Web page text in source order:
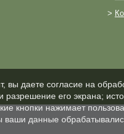
>
вы даете согласие на
разрешение его экрана;
кнопки нажимает
данные